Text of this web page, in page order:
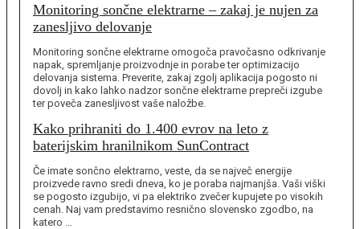
Monitoring sončne elektrarne – zakaj je nujen za
zanesljivo delovanje
Monitoring sončne elektrarne omogoča pravočasno odkrivanje
napak, spremljanje proizvodnje in porabe ter optimizacijo
delovanja sistema. Preverite, zakaj zgolj aplikacija pogosto ni
dovolj in kako lahko nadzor sončne elektrarne prepreči izgube
ter poveča zanesljivost vaše naložbe.
Kako prihraniti do 1.400 evrov na leto z
baterijskim hranilnikom SunContract
Če imate sončno elektrarno, veste, da se največ energije
proizvede ravno sredi dneva, ko je poraba najmanjša. Vaši viški
se pogosto izgubijo, vi pa elektriko zvečer kupujete po visokih
cenah. Naj vam predstavimo resnično slovensko zgodbo, na
katero …